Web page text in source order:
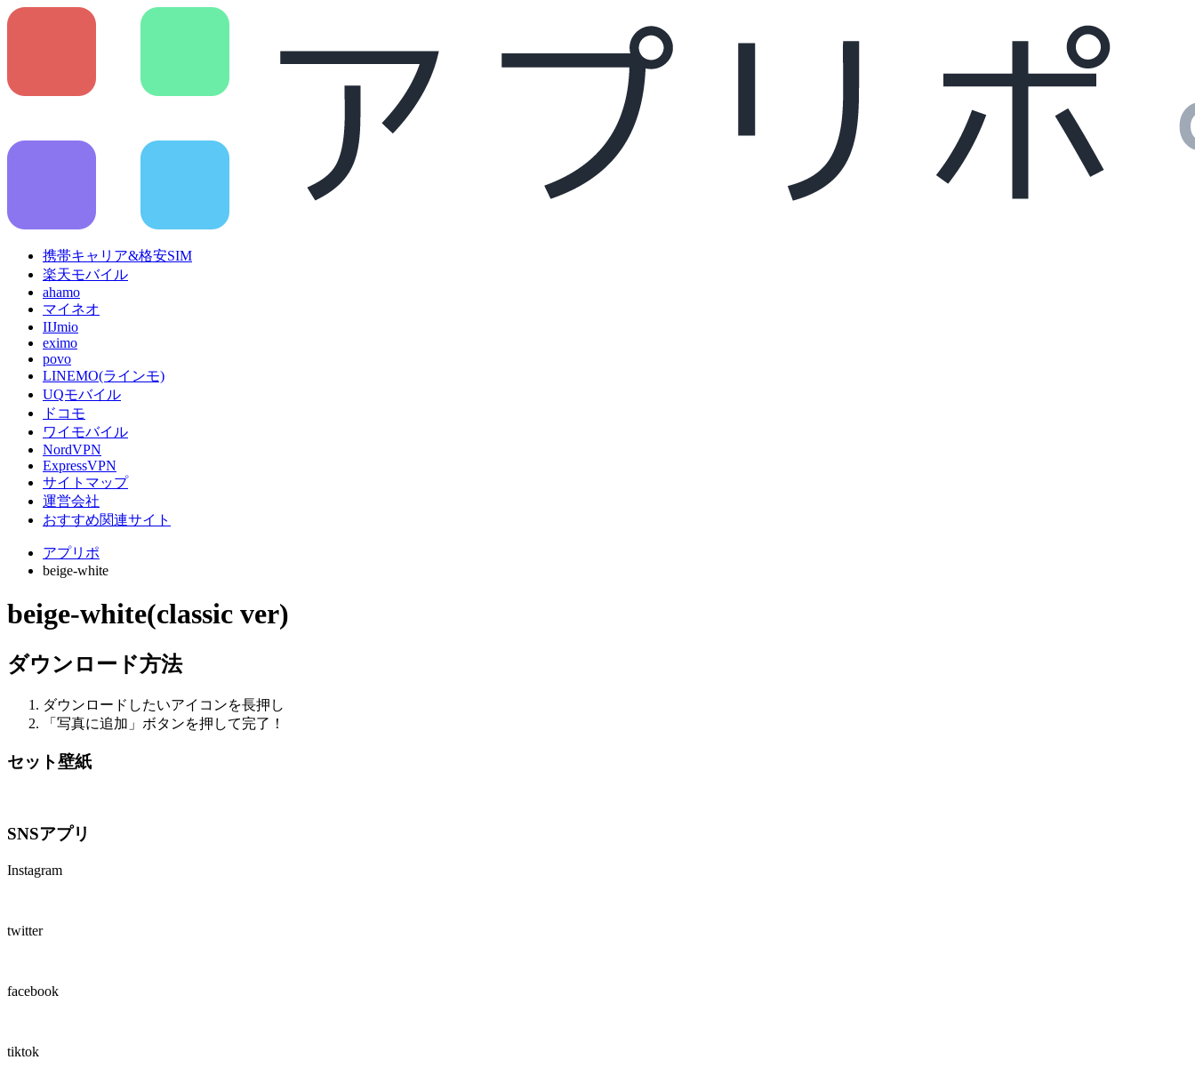
携帯キャリア&格安SIM
楽天モバイル
ahamo
マイネオ
IIJmio
eximo
povo
LINEMO(ラインモ)
UQモバイル
ドコモ
ワイモバイル
NordVPN
ExpressVPN
サイトマップ
運営会社
おすすめ関連サイト
アプリポ
beige-white
beige-white(classic ver)
ダウンロード方法
ダウンロードしたいアイコンを長押し
「写真に追加」ボタンを押して完了！
セット壁紙
SNSアプリ
Instagram
twitter
facebook
tiktok